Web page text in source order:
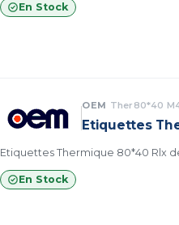
En Stock
OEM Ther80*40
Etiquettes
Etiquettes Thermique 80*40 Rlx
En Stock